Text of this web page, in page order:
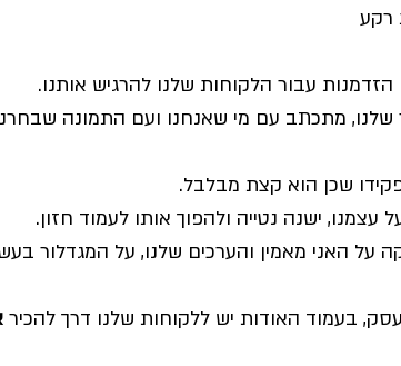
רקע
עבור הלקוחות שלנו להרגיש אותנו.
מתכתב עם מי שאנחנו ועם התמונה
שכן הוא קצת מבלבל.
ישנה נטייה ולהפוך אותו לעמוד חזון.
על האני מאמין והערכים שלנו, על המגדלור
בעמוד האודות יש ללקוחות שלנו דרך להכיר